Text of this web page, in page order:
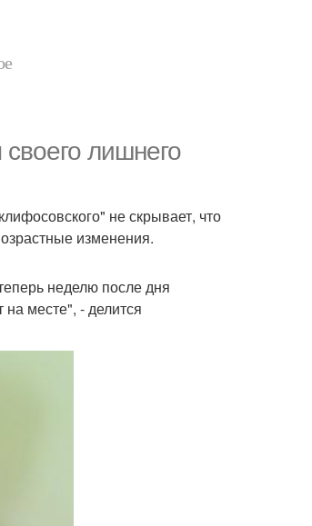
лишнего
не скрывает, что
изменения.
неделю после дня
на месте", - делится